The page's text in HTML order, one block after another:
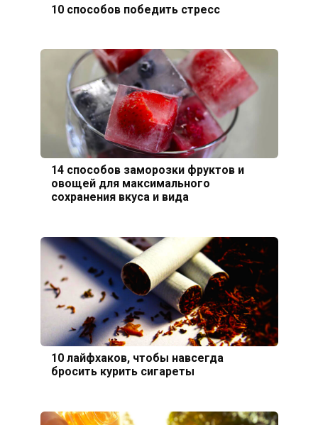
10 способов победить стресс
14 способов заморозки фруктов и
овощей для максимального
сохранения вкуса и вида
10 лайфхаков, чтобы навсегда
бросить курить сигареты